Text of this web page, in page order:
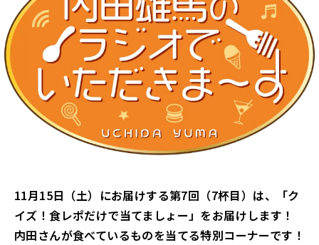
11月15日（土）にお届けする第7回（7杯目）は、「ク
イズ！食レポだけで当てましょー」をお届けします！
内田さんが食べているものを当てる特別コーナーです！